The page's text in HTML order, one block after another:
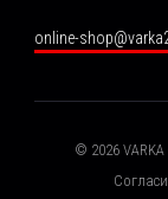
online-
© 2026VARKA